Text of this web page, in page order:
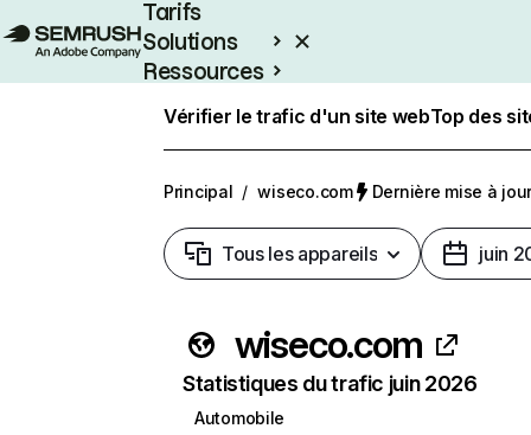
Tarifs
Solutions
Ressources
Vérifier le trafic d'un site webTop des
Principal / wiseco.com Dernière mise à
Tous les appareils juin
wiseco.com
Statistiques du trafic juin 2026
Automobile